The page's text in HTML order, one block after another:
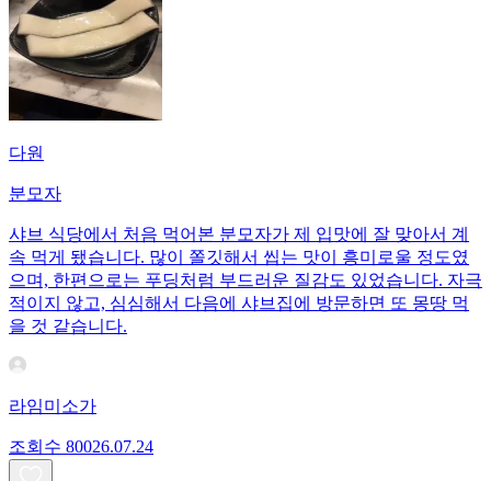
다원
분모자
샤브 식당에서 처음 먹어본 분모자가 제 입맛에 잘 맞아서 계
속 먹게 됐습니다. 많이 쫄깃해서 씹는 맛이 흥미로울 정도였
으며, 한편으로는 푸딩처럼 부드러운 질감도 있었습니다. 자극
적이지 않고, 심심해서 다음에 샤브집에 방문하면 또 몽땅 먹
을 것 같습니다.
라임미소가
조회수 80026.07.24